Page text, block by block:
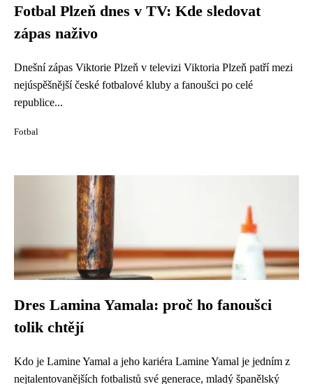
Fotbal Plzeň dnes v TV: Kde sledovat
zápas naživo
Dnešní zápas Viktorie Plzeň v televizi Viktoria Plzeň patří mezi
nejúspěšnější české fotbalové kluby a fanoušci po celé
republice...
Fotbal
Dres Lamina Yamala: proč ho fanoušci
tolik chtějí
Kdo je Lamine Yamal a jeho kariéra Lamine Yamal je jedním z
nejtalentovanějších fotbalistů své generace, mladý španělský